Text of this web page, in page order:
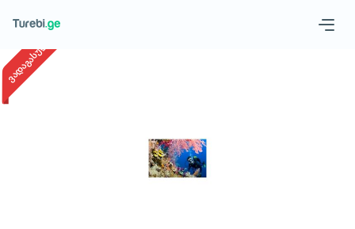
Request a tour
ვადაგასული